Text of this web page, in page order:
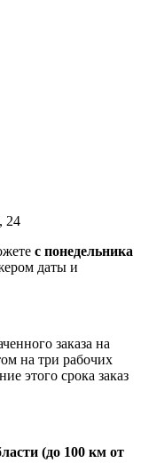
24
c понедельника
даты и
заказа на
на три рабочих
этого срока заказ
(до 100 км от